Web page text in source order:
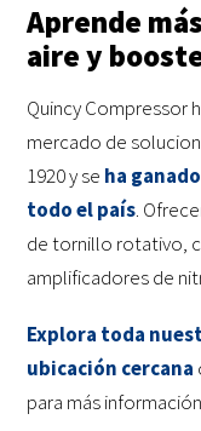
Aprende
aire y
Quincy Compressor
mercado de
1920 y se ha
todo el país.
de tornillo rotativo,
amplificadores de
Explora toda
ubicación cercana
para más